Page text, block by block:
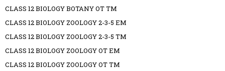
CLASS 12 BIOLOGY BOTANY OT TM
CLASS 12 BIOLOGY ZOOLOGY 2-3-5 EM
CLASS 12 BIOLOGY ZOOLOGY 2-3-5 TM
CLASS 12 BIOLOGY ZOOLOGY OT EM
CLASS 12 BIOLOGY ZOOLOGY OT TM